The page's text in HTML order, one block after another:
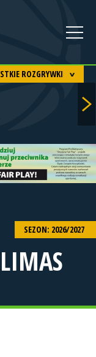
ROZGRYWKI
SEZON: 2026/2027